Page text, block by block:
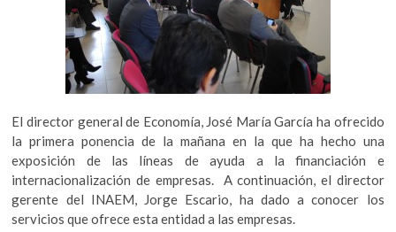
El director general de Economía, José María García ha ofrecido
la primera ponencia de la mañana en la que ha hecho una
exposición de las líneas de ayuda a la financiación e
internacionalización de empresas. A continuación, el director
gerente del INAEM, Jorge Escario, ha dado a conocer los
servicios que ofrece esta entidad a las empresas.